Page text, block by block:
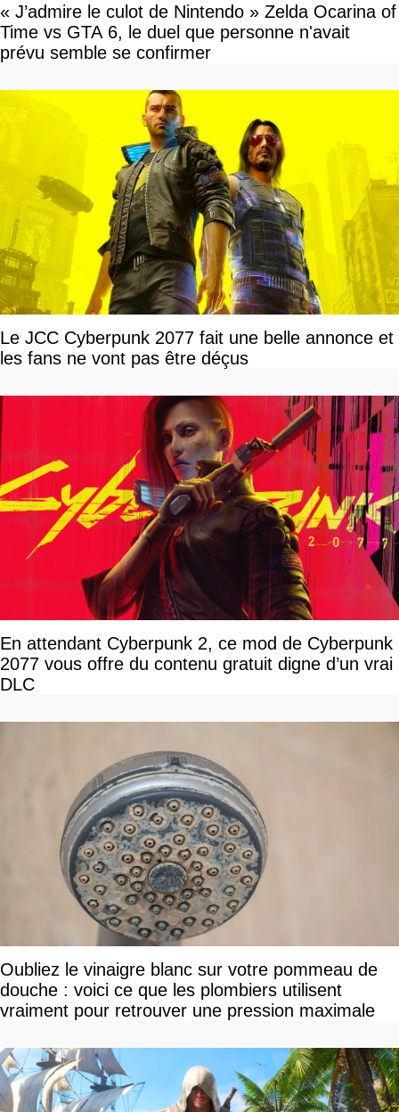
« J’admire le culot de Nintendo » Zelda Ocarina of
Time vs GTA 6, le duel que personne n'avait
prévu semble se confirmer
Le JCC Cyberpunk 2077 fait une belle annonce et
les fans ne vont pas être déçus
En attendant Cyberpunk 2, ce mod de Cyberpunk
2077 vous offre du contenu gratuit digne d’un vrai
DLC
Oubliez le vinaigre blanc sur votre pommeau de
douche : voici ce que les plombiers utilisent
vraiment pour retrouver une pression maximale